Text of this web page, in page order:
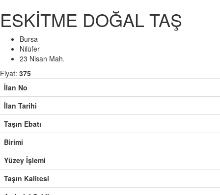
ESKİTME DOĞAL TAŞ
Bursa
Nilüfer
23 Nisan Mah.
Fiyat: 375
İlan No
İlan Tarihi
Taşın Ebatı
Birimi
Yüzey İşlemi
Taşın Kalitesi